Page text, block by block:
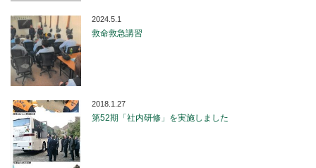
2024.5.1
救命救急講習
2018.1.27
第52期「社内研修」を実施しました